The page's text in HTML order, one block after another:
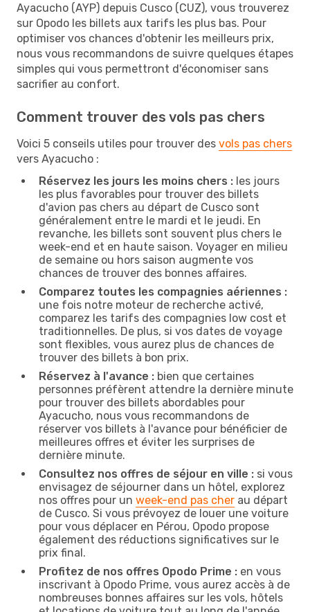
Ayacucho (AYP) depuis Cusco (CUZ), vous trouverez
sur Opodo les billets aux tarifs les plus bas. Pour
optimiser vos chances d'obtenir les meilleurs prix,
nous vous recommandons de suivre quelques étapes
simples qui vous permettront d'économiser sans
sacrifier au confort.
Comment trouver des vols pas chers
Voici 5 conseils utiles pour trouver des vols pas chers
vers Ayacucho :
Réservez les jours les moins chers : les jours
les plus favorables pour trouver des billets
d'avion pas chers au départ de Cusco sont
généralement entre le mardi et le jeudi. En
revanche, les billets sont souvent plus chers le
week-end et en haute saison. Voyager en milieu
de semaine ou hors saison augmente vos
chances de trouver des bonnes affaires.
Comparez toutes les compagnies aériennes :
une fois notre moteur de recherche activé,
comparez les tarifs des compagnies low cost et
traditionnelles. De plus, si vos dates de voyage
sont flexibles, vous aurez plus de chances de
trouver des billets à bon prix.
Réservez à l'avance : bien que certaines
personnes préfèrent attendre la dernière minute
pour trouver des billets abordables pour
Ayacucho, nous vous recommandons de
réserver vos billets à l'avance pour bénéficier de
meilleures offres et éviter les surprises de
dernière minute.
Consultez nos offres de séjour en ville : si vous
envisagez de séjourner dans un hôtel, explorez
nos offres pour un week-end pas cher au départ
de Cusco. Si vous prévoyez de louer une voiture
pour vous déplacer en Pérou, Opodo propose
également des réductions significatives sur le
prix final.
Profitez de nos offres Opodo Prime : en vous
inscrivant à Opodo Prime, vous aurez accès à de
nombreuses bonnes affaires sur les vols, hôtels